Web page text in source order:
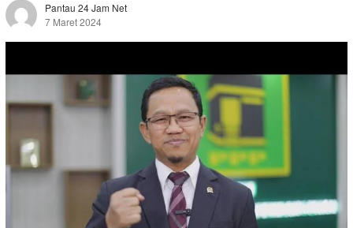
Pantau 24 Jam Net
7 Maret 2024